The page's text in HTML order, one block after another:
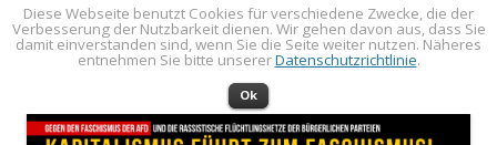
LINKES FORUM
Politik öffentlich machen!
Menü Zum Inhalt springen
Diese Webseite benutzt Cookies für verschiedene Zwecke, die der
Verbesserung der Nutzbarkeit dienen. Wir gehen davon aus, dass Sie
damit einverstanden sind, wenn Sie die Seite weiter nutzen. Näheres
entnehmen Sie bitte unsererDatenschutzrichtlinie.
Ok